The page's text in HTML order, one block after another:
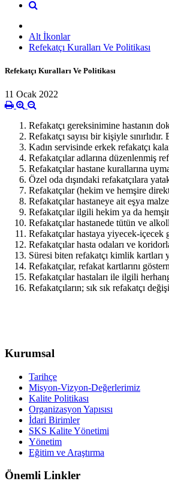
Alt İkonlar
Refekatçı Kuralları Ve Politikası
Refekatçı Kuralları Ve Politikası
11 Ocak 2022
Refakatçı gereksinimine hastanın
Refakatçı sayısı bir kişiyle
Kadın servisinde erkek refakatçı
Refakatçılar adlarına düzenlenmiş
Refakatçılar hastane kurallarına
Özel oda dışındaki refakatçılara
Refakatçılar (hekim ve hemşire
Refakatçılar hastaneye ait eşya
Refakatçılar ilgili hekim ya da
Refakatçılar hastanede tütün ve
Refakatçılar hastaya yiyecek-
Refakatçılar hasta odaları ve
Süresi biten refakatçı kimlik kartları
Refakatçılar, refakat kartlarını
Refakatçılar hastaları ile ilgili
Refakatçıların; sık sık refakatçı
Kurumsal
Tarihçe
Misyon-Vizyon-Değerlerimiz
Kalite Politikası
Organizasyon Yapısısı
İdari Birimler
SKS Kalite Yönetimi
Yönetim
Eğitim ve Araştırma
Önemli Linkler